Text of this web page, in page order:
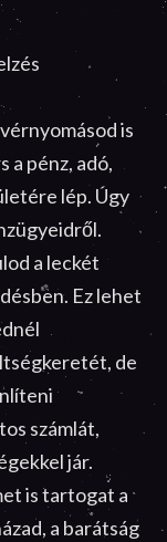
is
a pénz, adó,
lép. Úgy
a leckét
Ez lehet
de
számlát,
jár.
is tartogat a
a barátság